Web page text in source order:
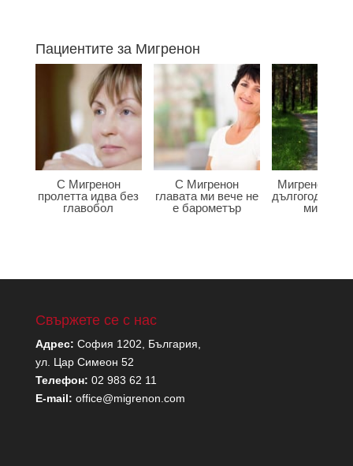
Пациентите за Мигренон
С Мигренон
пролетта идва без
главобол
С Мигренон
главата ми вече не
е барометър
Мигренон
мигрена
Свържете се с нас
Адрес: София 1202, България,
ул. Цар Симеон 52
Телефон: 02 983 62 11
E-mail: office@migrenon.com